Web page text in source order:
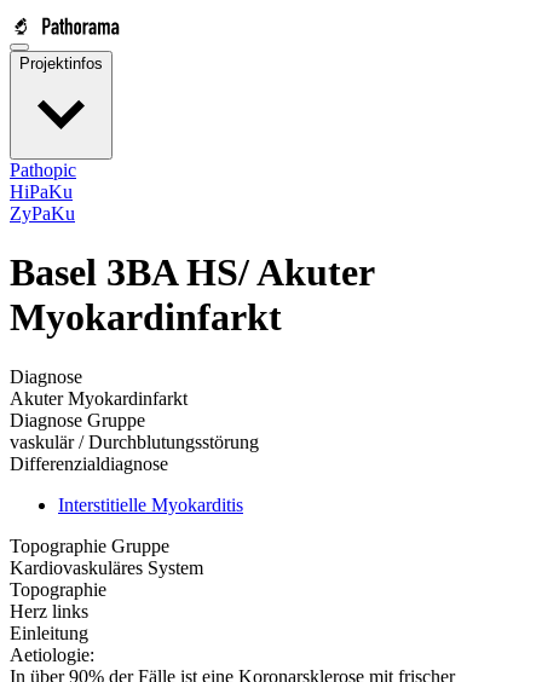
Projektinfos
Pathopic
HiPaKu
ZyPaKu
Basel 3BA HS/Akuter
Myokardinfarkt
Diagnose
Akuter Myokardinfarkt
Diagnose Gruppe
vaskulär / Durchblutungsstörung
Differenzialdiagnose
Interstitielle Myokarditis
Topographie Gruppe
Kardiovaskuläres System
Topographie
Herz links
Einleitung
Aetiologie:
In über 90% der Fälle ist eine Koronarsklerose mit frischer